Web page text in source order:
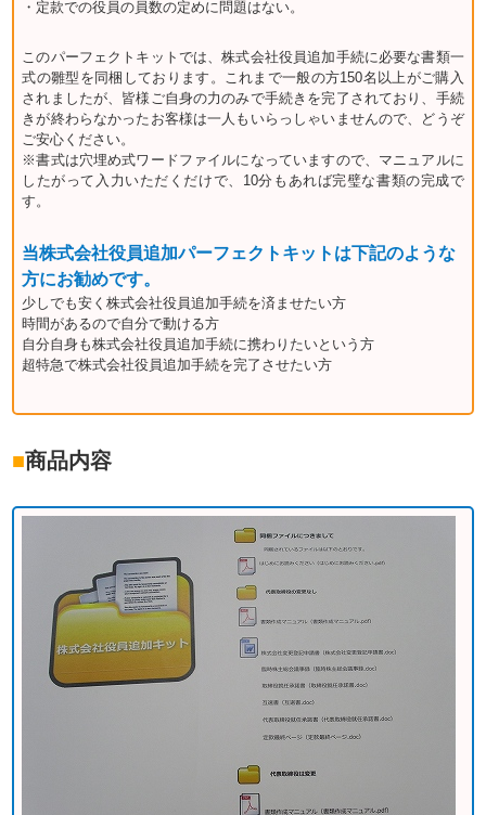
・定款での役員の員数の定めに問題はない。
このパーフェクトキットでは、株式会社役員追加手続に必要な書類一
式の雛型を同梱しております。これまで一般の方150名以上がご購入
されましたが、皆様ご自身の力のみで手続きを完了されており、手続
きが終わらなかったお客様は一人もいらっしゃいませんので、どうぞ
ご安心ください。
※書式は穴埋め式ワードファイルになっていますので、マニュアルに
したがって入力いただくだけで、10分もあれば完璧な書類の完成で
す。
当株式会社役員追加パーフェクトキットは下記のような
方にお勧めです。
少しでも安く株式会社役員追加手続を済ませたい方
時間があるので自分で動ける方
自分自身も株式会社役員追加手続に携わりたいという方
超特急で株式会社役員追加手続を完了させたい方
■商品内容